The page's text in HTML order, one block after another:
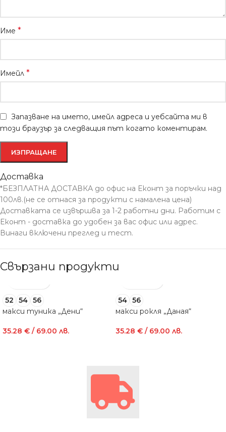
Име *
Имейл *
Запазване на името, имейл адреса и уебсайта ми в
този браузър за следващия път когато коментирам.
Доставка
*БЕЗПЛАТНА ДОСТАВКА до офис на Еконт за поръчки над
100лв.(не се отнася за продукти с намалена цена)
Доставката се извършва за 1-2 работни дни. Работим с
Еконт - доставка до удобен за вас офис или адрес.
Винаги включени преглед и тест.
Свързани продукти
52 54 56
макси туника „Дени“
35.28 € / 69.00 лв.
54 56
макси рокля „Даная“
35.28 € / 69.00 лв.